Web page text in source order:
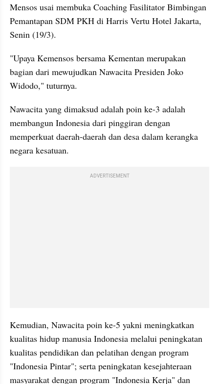
Mensos usai membuka Coaching Fasilitator Bimbingan
Pemantapan SDM PKH di Harris Vertu Hotel Jakarta,
Senin (19/3).
"Upaya Kemensos bersama Kementan merupakan
bagian dari mewujudkan Nawacita Presiden Joko
Widodo," tuturnya.
Nawacita yang dimaksud adalah poin ke-3 adalah
membangun Indonesia dari pinggiran dengan
memperkuat daerah-daerah dan desa dalam kerangka
negara kesatuan.
ADVERTISEMENT
Kemudian, Nawacita poin ke-5 yakni meningkatkan
kualitas hidup manusia Indonesia melalui peningkatan
kualitas pendidikan dan pelatihan dengan program
"Indonesia Pintar"; serta peningkatan kesejahteraan
masyarakat dengan program "Indonesia Kerja" dan